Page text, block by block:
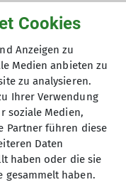
C
🪄und
Cookies
Anzeigen zu
Medien anbieten zu
zu analysieren.
Ihrer Verwendung
soziale Medien,
Partner führen diese
Daten
haben oder die sie
gesammelt haben.